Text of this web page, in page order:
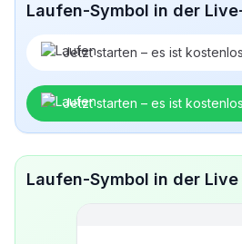
Laufen-Symbol in der
Jetzt starten – es ist
Jetzt starten – es ist
Laufen-Symbol in der